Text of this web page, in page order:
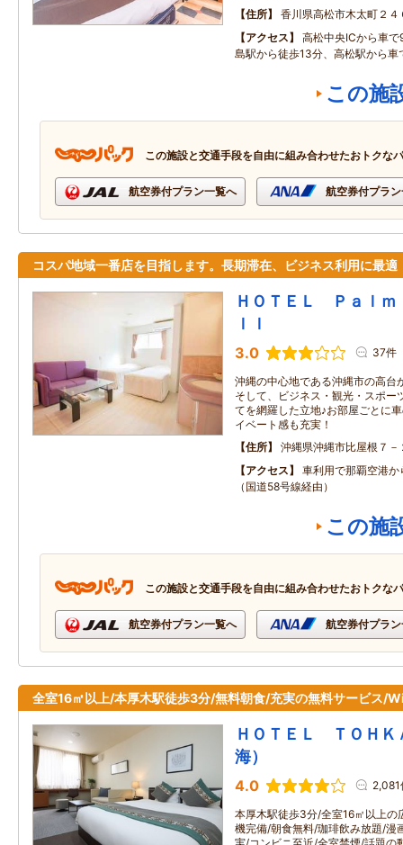
住所
香川県高松市木太町２４
アクセス
高松中央ICから車
島駅から徒歩13分、高松駅から車
この施
この施設と交通手段を自由に組み合わせたおトクな
航空券付プラン一覧へ 航空券付プラ
コスパ地域一番店を目指します。長期滞在、ビジネス利用に最適
ＨＯＴＥＬ Ｐａｌ
ｌｌ
3.0 37件
沖縄の中心地である沖縄市の高台
そして、ビジネス・観光・スポー
てを網羅した立地♪お部屋ごとに
イベート感も充実！
住所
沖縄県沖縄市比屋根７－
アクセス
車利用で那覇空港
（国道58号線経由）
この施
この施設と交通手段を自由に組み合わせたおトクな
航空券付プラン一覧へ 航空券付プラ
全室16㎡以上/本厚木駅徒歩3分/無料朝食/充実の無料サービス/
ＨＯＴＥＬ ＴＯＨＫ
海）
4.0 2,081
本厚木駅徒歩3分/全室16㎡以上
機完備/朝食無料/珈琲飲み放題/漫